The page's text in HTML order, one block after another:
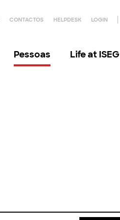
CONTACTOS HELPDESK LOGIN
Pessoas Life at ISEG